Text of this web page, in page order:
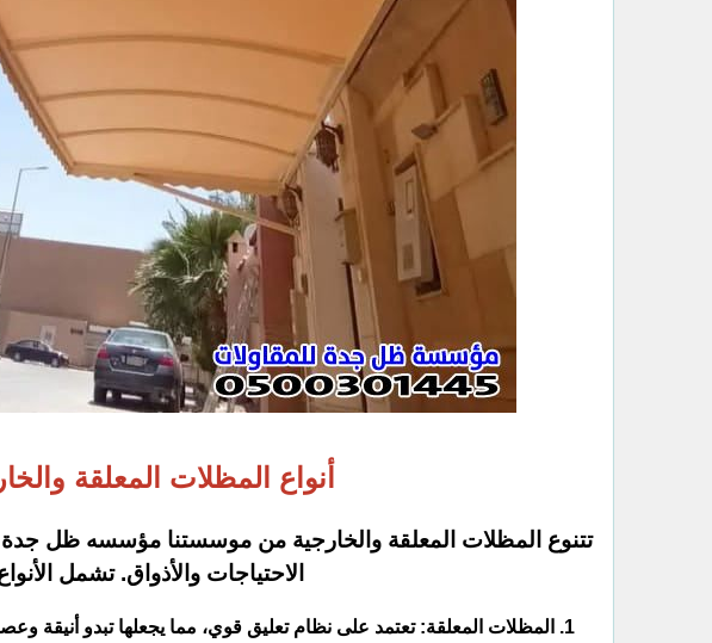
أنواع المظلات المعلقة
تتنوع المظلات المعلقة والخارجية من موسستنا مؤسسه ظل
الاحتياجات والأذواق. تشمل
المظلات المعلقة: تعتمد على نظام تعليق قوي، مما يجعلها تبدو أنيقة